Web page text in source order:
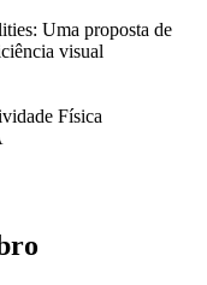
Uma proposta de
visual
Física